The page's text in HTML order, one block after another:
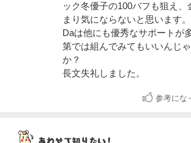
ック冬優子の100バフも狙え、
まり気にならないと思います。
Daは他にも優秀なサポートが
第では組んでみてもいいんじ
か？
長文失礼しました。
参考にな